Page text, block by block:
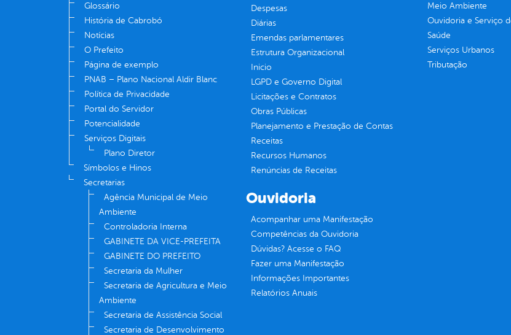
Glossário
História de Cabrobó
Notícias
O Prefeito
Página de exemplo
PNAB – Plano Nacional Aldir Blanc
Política de Privacidade
Portal do Servidor
Potencialidade
Serviços Digitais
Plano Diretor
Símbolos e Hinos
Secretarias
Agência Municipal de Meio
Ambiente
Controladoria Interna
GABINETE DA VICE-PREFEITA
GABINETE DO PREFEITO
Secretaria da Mulher
Secretaria de Agricultura e Meio
Ambiente
Secretaria de Assistência Social
Secretaria de Desenvolvimento
Despesas
Diárias
Emendas parlamentares
Estrutura Organizacional
Inicio
LGPD e Governo Digital
Licitações e Contratos
Obras Públicas
Planejamento e Prestação de Contas
Receitas
Recursos Humanos
Renúncias de Receitas
Meio Ambiente
Ouvidoria e Serviço
Saúde
Serviços Urbanos
Tributação
Ouvidoria
Acompanhar uma Manifestação
Competências da Ouvidoria
Dúvidas? Acesse o FAQ
Fazer uma Manifestação
Informações Importantes
Relatórios Anuais